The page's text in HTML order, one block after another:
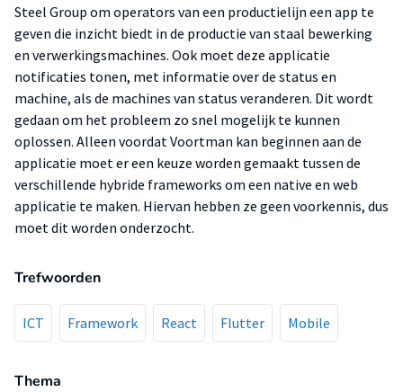
Steel Group om operators van een productielijn een app te
geven die inzicht biedt in de productie van staal bewerking
en verwerkingsmachines. Ook moet deze applicatie
notificaties tonen, met informatie over de status en
machine, als de machines van status veranderen. Dit wordt
gedaan om het probleem zo snel mogelijk te kunnen
oplossen. Alleen voordat Voortman kan beginnen aan de
applicatie moet er een keuze worden gemaakt tussen de
verschillende hybride frameworks om een native en web
applicatie te maken. Hiervan hebben ze geen voorkennis, dus
moet dit worden onderzocht.
Trefwoorden
ICT Framework React Flutter Mobile
Thema